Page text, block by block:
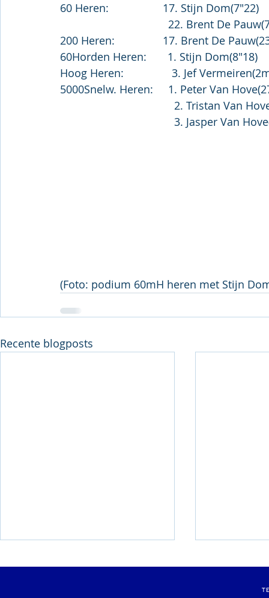
60 Heren:                  17. Stijn Dom(7"22)
22. Brent
200 Heren:                17. Brent De
60Horden Heren:       1. Stijn Dom(8"18)
Hoog Heren:                3. Jef
5000Snelw. Heren:     1. Peter Van
2.
3.
(Foto: podium 60mH heren met Stijn
Recente blogposts